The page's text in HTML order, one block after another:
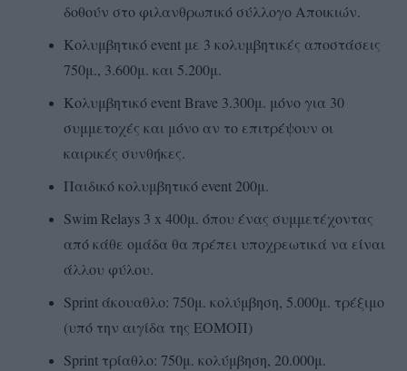
δοθούν στο φιλανθρωπικό σύλλογο Αποικιών.
Κολυμβητικό event με 3 κολυμβητικές αποστάσεις
750μ., 3.600μ. και 5.200μ.
Κολυμβητικό event Brave 3.300μ. μόνο για 30
συμμετοχές και μόνο αν το επιτρέψουν οι
καιρικές συνθήκες.
Παιδικό κολυμβητικό event 200μ.
Swim Relays 3 x 400μ. όπου ένας συμμετέχοντας
από κάθε ομάδα θα πρέπει υποχρεωτικά να είναι
άλλου φύλου.
Sprint άκουαθλο: 750μ. κολύμβηση, 5.000μ. τρέξιμο
(υπό την αιγίδα της ΕΟΜΟΠ)
Sprint τρίαθλο: 750μ. κολύμβηση, 20.000μ.